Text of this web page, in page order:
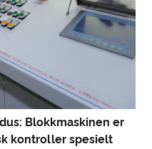
Blokkmaskinen er
kontroller spesielt